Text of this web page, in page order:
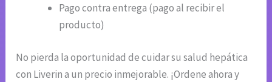
Pago contra entrega (pago al recibir el
producto)
No pierda la oportunidad de cuidar su salud hepática
con Liverin a un precio inmejorable. ¡Ordene ahora y